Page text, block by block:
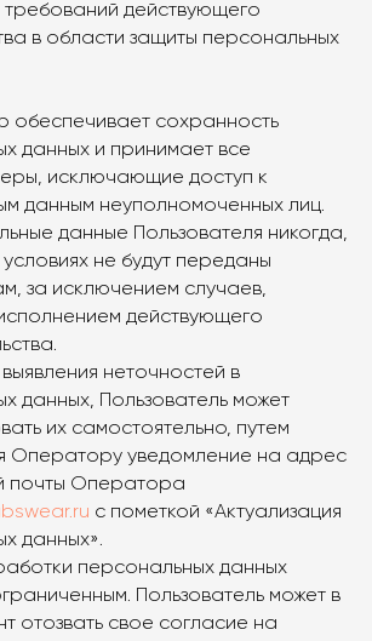
действующего
в области защиты персональных
обеспечивает сохранность
данных и принимает все
исключающие доступ к
данным неуполномоченных лиц.
данные Пользователя никогда,
не будут переданы
за исключением случаев,
действующего
неточностей в
данных, Пользователь может
их самостоятельно, путем
Оператору уведомление на адрес
почты Оператора
с пометкой «Актуализация
данных».
персональных данных
Пользователь может в
отозвать свое согласие на